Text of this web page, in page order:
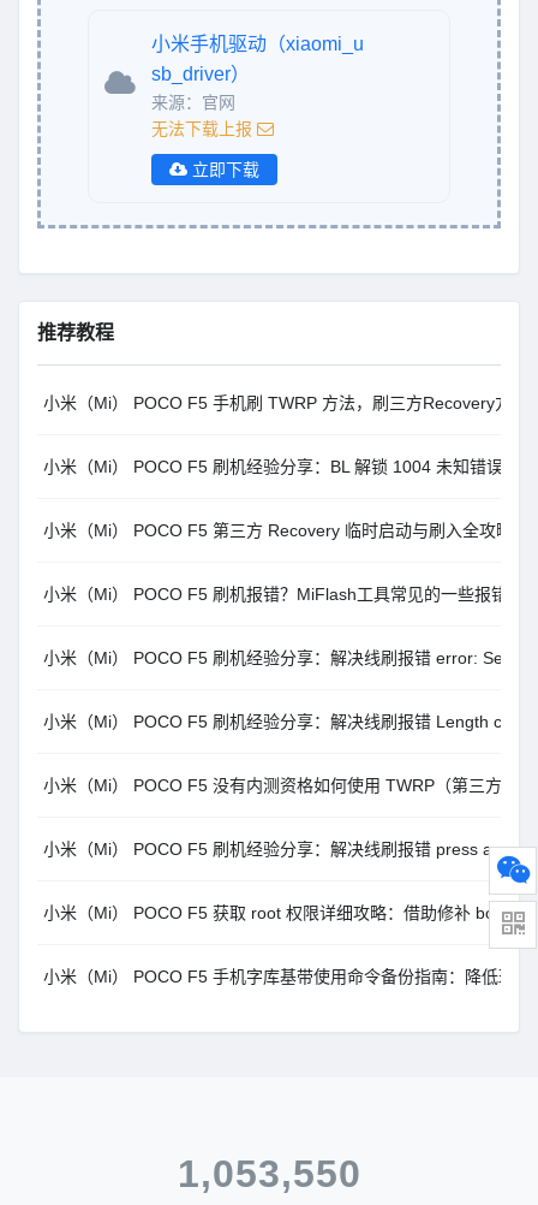
小米手机驱动（xiaomi_u
sb_driver）
来源：官网
无法下载上报
立即下载
推荐教程
小米（Mi） POCO F5 手机刷 TWRP 方法，刷三方Recovery方法
小米（Mi） POCO F5 刷机经验分享：BL 解锁 1004 未知错误解
小米（Mi） POCO F5 第三方 Recovery 临时启动与刷入全攻略
小米（Mi） POCO F5 刷机报错？MiFlash工具常见的一些报错以
小米（Mi） POCO F5 刷机经验分享：解决线刷报错 error:
小米（Mi） POCO F5 刷机经验分享：解决线刷报错 Length
小米（Mi） POCO F5 没有内测资格如何使用 TWRP（第三方
小米（Mi） POCO F5 刷机经验分享：解决线刷报错 press any
小米（Mi） POCO F5 获取 root 权限详细攻略：借助修补
小米（Mi） POCO F5 手机字库基带使用命令备份指南：降低玩机
1,053,550